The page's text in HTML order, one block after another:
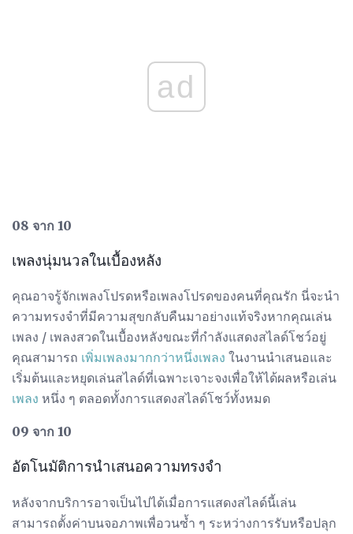
ad
08 จาก 10
เพลงนุ่มนวลในเบื้องหลัง
คุณอาจรู้จักเพลงโปรดหรือเพลงโปรดของคนที่คุณรัก นี่จะนำ
ความทรงจำที่มีความสุขกลับคืนมาอย่างแท้จริงหากคุณเล่น
เพลง / เพลงสวดในเบื้องหลังขณะที่กำลังแสดงสไลด์โชว์อยู่
คุณสามารถ เพิ่มเพลงมากกว่าหนึ่งเพลง ในงานนำเสนอและ
เริ่มต้นและหยุดเล่นสไลด์ที่เฉพาะเจาะจงเพื่อให้ได้ผลหรือเล่น
เพลง หนึ่ง ๆ ตลอดทั้งการแสดงสไลด์โชว์ทั้งหมด
09 จาก 10
อัตโนมัติการนำเสนอความทรงจำ
หลังจากบริการอาจเป็นไปได้เมื่อการแสดงสไลด์นี้เล่น
สามารถตั้งค่าบนจอภาพเพื่อวนซ้ำ ๆ ระหว่างการรับหรือปลุก